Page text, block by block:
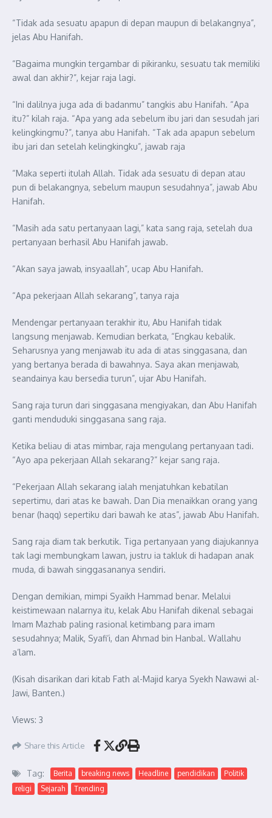
“Tidak ada sesuatu apapun di depan maupun di belakangnya”,
jelas Abu Hanifah.
“Bagaima mungkin tergambar di pikiranku, sesuatu tak memiliki
awal dan akhir?”, kejar raja lagi.
“Ini dalilnya juga ada di badanmu” tangkis abu Hanifah. “Apa
itu?” kilah raja. “Apa yang ada sebelum ibu jari dan sesudah jari
kelingkingmu?”, tanya abu Hanifah. “Tak ada apapun sebelum
ibu jari dan setelah kelingkingku”, jawab raja
“Maka seperti itulah Allah. Tidak ada sesuatu di depan atau
pun di belakangnya, sebelum maupun sesudahnya”, jawab Abu
Hanifah.
“Masih ada satu pertanyaan lagi,” kata sang raja, setelah dua
pertanyaan berhasil Abu Hanifah jawab.
“Akan saya jawab, insyaallah”, ucap Abu Hanifah.
“Apa pekerjaan Allah sekarang”, tanya raja
Mendengar pertanyaan terakhir itu, Abu Hanifah tidak
langsung menjawab. Kemudian berkata, “Engkau kebalik.
Seharusnya yang menjawab itu ada di atas singgasana, dan
yang bertanya berada di bawahnya. Saya akan menjawab,
seandainya kau bersedia turun”, ujar Abu Hanifah.
Sang raja turun dari singgasana mengiyakan, dan Abu Hanifah
ganti menduduki singgasana sang raja.
Ketika beliau di atas mimbar, raja mengulang pertanyaan tadi.
“Ayo apa pekerjaan Allah sekarang?” kejar sang raja.
“Pekerjaan Allah sekarang ialah menjatuhkan kebatilan
sepertimu, dari atas ke bawah. Dan Dia menaikkan orang yang
benar (haqq) sepertiku dari bawah ke atas”, jawab Abu Hanifah.
Sang raja diam tak berkutik. Tiga pertanyaan yang diajukannya
tak lagi membungkam lawan, justru ia takluk di hadapan anak
muda, di bawah singgasananya sendiri.
Dengan demikian, mimpi Syaikh Hammad benar. Melalui
keistimewaan nalarnya itu, kelak Abu Hanifah dikenal sebagai
Imam Mazhab paling rasional ketimbang para imam
sesudahnya; Malik, Syafi‘i, dan Ahmad bin Hanbal. Wallahu
a’lam.
(Kisah disarikan dari kitab Fath al-Majid karya Syekh Nawawi al-
Jawi, Banten.)
Views: 3
Share this Article
Tag: Berita breaking news Headline pendidikan
Politik
religi
Sejarah Trending